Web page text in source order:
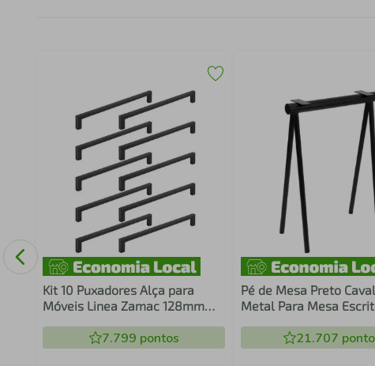
Kit 10 Puxadores Alça para
Móveis Linea Zamac 128mm
7.799 pontos
Pé de Mesa Preto
Metal Para Mesa
21.707